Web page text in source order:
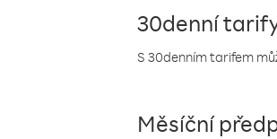
30denní
S 30denním tarifem
Měsíční